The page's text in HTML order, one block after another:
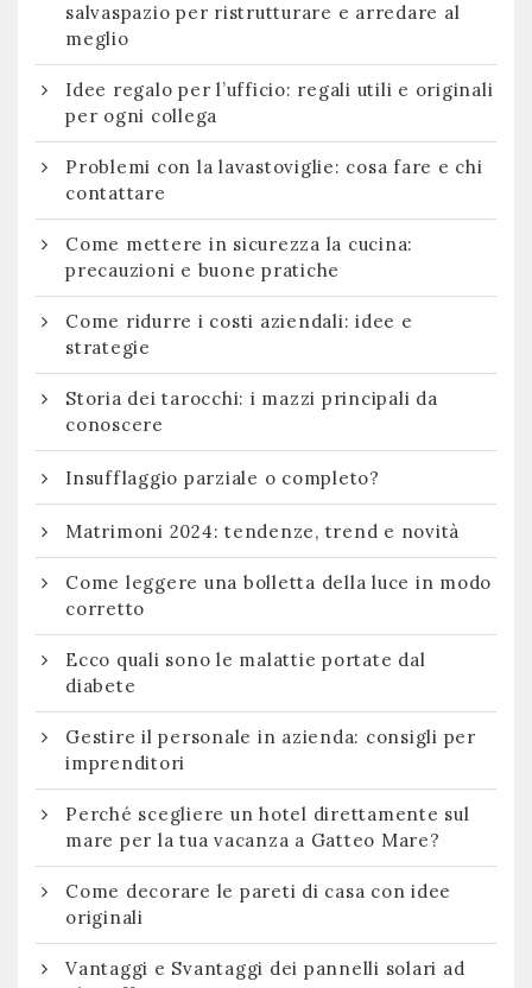
salvaspazio per ristrutturare e arredare al
meglio
Idee regalo per l’ufficio: regali utili e originali
per ogni collega
Problemi con la lavastoviglie: cosa fare e chi
contattare
Come mettere in sicurezza la cucina:
precauzioni e buone pratiche
Come ridurre i costi aziendali: idee e
strategie
Storia dei tarocchi: i mazzi principali da
conoscere
Insufflaggio parziale o completo?
Matrimoni 2024: tendenze, trend e novità
Come leggere una bolletta della luce in modo
corretto
Ecco quali sono le malattie portate dal
diabete
Gestire il personale in azienda: consigli per
imprenditori
Perché scegliere un hotel direttamente sul
mare per la tua vacanza a Gatteo Mare?
Come decorare le pareti di casa con idee
originali
Vantaggi e Svantaggi dei pannelli solari ad